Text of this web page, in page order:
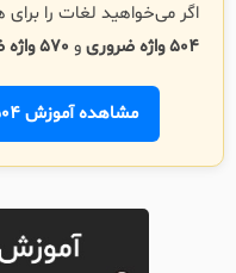
اگر می‌خواهید لغات را
504 واژه ضروری
و 570 واژه ضروری
مشاهده آموزش 504